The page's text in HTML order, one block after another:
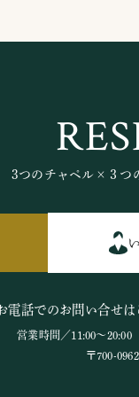
3つのチャペル×３つ
電話でのお問い合せは
営業時間／11:00～
〒700-